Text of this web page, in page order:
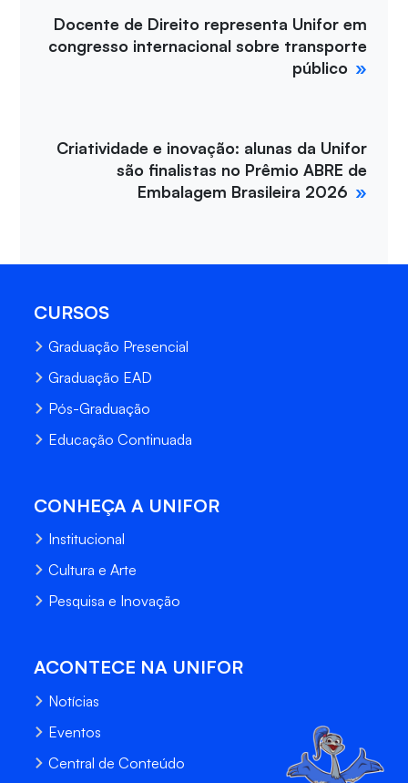
Docente de Direito representa Unifor em
congresso internacional sobre transporte
público
Criatividade e inovação: alunas da Unifor
são finalistas no Prêmio ABRE de
Embalagem Brasileira 2026
CURSOS
Graduação Presencial
Graduação EAD
Pós-Graduação
Educação Continuada
CONHEÇA A UNIFOR
Institucional
Cultura e Arte
Pesquisa e Inovação
ACONTECE NA UNIFOR
Notícias
Eventos
Central de Conteúdo